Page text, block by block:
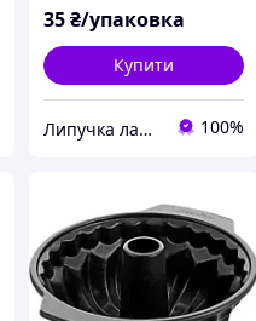
35₴/упаковка
Купити
Липучка лавка кондитера 100%